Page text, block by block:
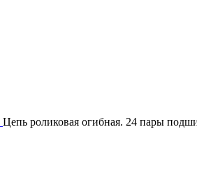
Цепь роликовая огибная. 24 пары